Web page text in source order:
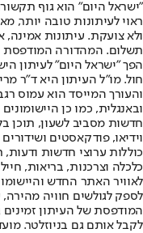
"ישראל היום" הוא גוף
ראוי לעיתונות טובה יותר,
ולא צועקת. עיתונות אמינה,
הפך "ישראל היום" לעיתון
חול. מו"ל העיתון היא ד"ר
והעורך המייסד הוא עמוס
חדשות מסביב לשעון, תוכן
וידיאו, פודקאסטים
כוללות ערוצי חדשות ודעות,
לאוויר האתר החדש
לספק לגולשים חוויה
המודפסת של העיתון
לקבל אותם גם בניוזלטר.